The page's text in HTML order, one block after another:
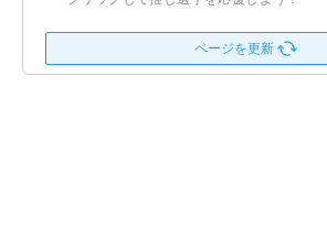
ページを更新